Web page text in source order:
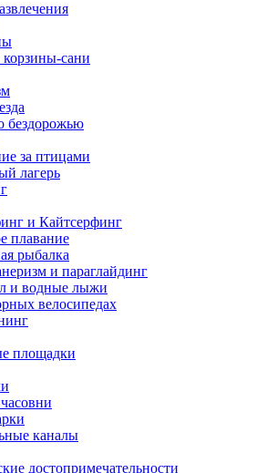
сани
бездорожью
за птицами
лагерь
и Кайтсерфинг
плавание
рыбалка
и параглайдинг
и водные лыжи
велосипедах
площадки
каналы
достопримечательности